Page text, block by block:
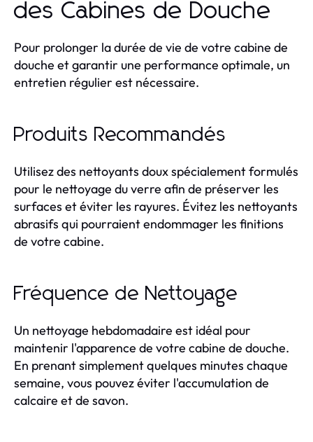
des Cabines de Douche
Pour prolonger la durée de vie de votre cabine de
douche et garantir une performance optimale, un
entretien régulier est nécessaire.
Produits Recommandés
Utilisez des nettoyants doux spécialement formulés
pour le nettoyage du verre afin de préserver les
surfaces et éviter les rayures. Évitez les nettoyants
abrasifs qui pourraient endommager les finitions
de votre cabine.
Fréquence de Nettoyage
Un nettoyage hebdomadaire est idéal pour
maintenir l'apparence de votre cabine de douche.
En prenant simplement quelques minutes chaque
semaine, vous pouvez éviter l'accumulation de
calcaire et de savon.